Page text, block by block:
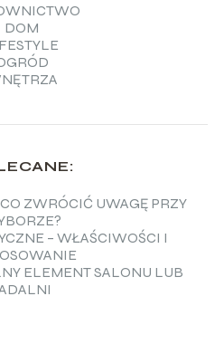
DOM
ZWRÓCIĆ UWAGĘ PRZY
– WŁAŚCIWOŚCI I
ELEMENT SALONU LUB